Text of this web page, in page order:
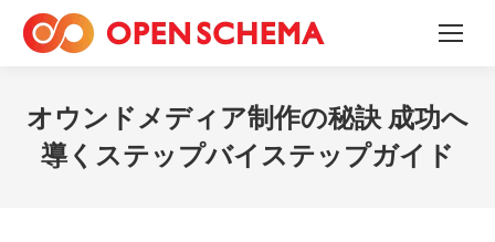
オウンドメディア制作の秘訣 成功へ
導くステップバイステップガイド